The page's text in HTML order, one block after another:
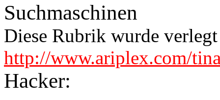
Suchmaschinen
Diese Rubrik wurde
http://www.ariplex.com/
Hacker: